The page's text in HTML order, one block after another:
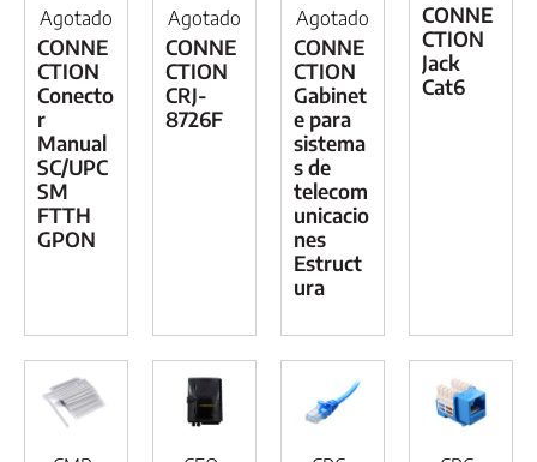
Agotado
CONNE
CTION
Conecto
r
Manual
SC/UPC
SM
FTTH
GPON
Agotado
CONNE
CTION
CRJ-
8726F
Agotado
CONNE
CTION
Gabinet
e para
sistema
s de
telecom
unicacio
nes
Estruct
ura
CONNE
CTION
Jack
Cat6